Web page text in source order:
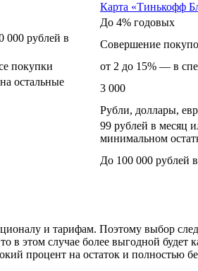
Карта «Тинькофф
До 4% годовых
000 рублей в
Совершение
покупки
от 2 до 15% — в
остальные
3 000
Рубли, доллары,
99 рублей в месяц
минимальном
До 100 000 рублей
и тарифам. Поэтому выбор
в этом случае более выгодной
процент на остаток и полностью